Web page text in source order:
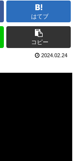
はてブ
コピー
2024.02.24